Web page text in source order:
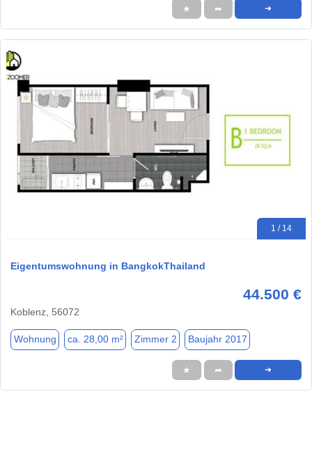
★ ➦ ➜
1 / 14
Eigentumswohnung in BangkokThailand
44.500 €
Koblenz, 56072
Wohnung ca. 28,00 m² Zimmer 2 Baujahr 2017
★ ➦ ➜